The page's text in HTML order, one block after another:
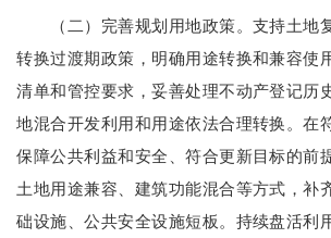
（二）完善规划用地政策。支持土地
转换过渡期政策，明确用途转换和兼容使
清单和管控要求，妥善处理不动产登记历
地混合开发利用和用途依法合理转换。在
保障公共利益和安全、符合更新目标的前
土地用途兼容、建筑功能混合等方式，补
础设施、公共安全设施短板。持续盘活利